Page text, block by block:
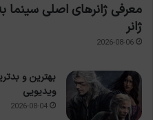
معرفی ژانرهای اصلی
ژانر
2026-08-06
بهترین و
ویدیویی
2026-08-04